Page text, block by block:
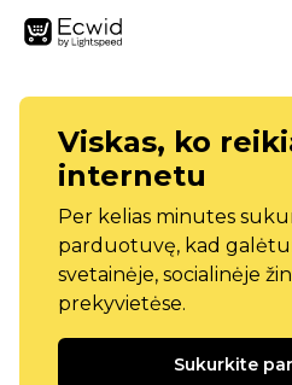
Viskas, ko
internetu
Per kelias minutes
parduotuvę, kad
svetainėje, socialinėje
prekyvietėse.
Sukurkite